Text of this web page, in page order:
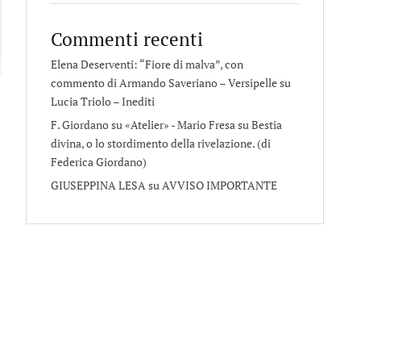
Commenti recenti
Elena Deserventi: “Fiore di malva”, con
commento di Armando Saveriano – Versipellesu
Lucia Triolo – Inediti
F. Giordano su «Atelier» - Mario FresasuBestia
divina, o lo stordimento della rivelazione. (di
Federica Giordano)
GIUSEPPINA LESAsuAVVISO IMPORTANTE